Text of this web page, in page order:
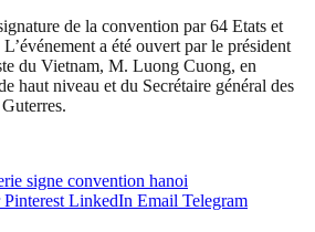
de la convention par 64 Etats et
a été ouvert par le président
du Vietnam, M. Luong Cuong, en
haut niveau et du Secrétaire général des
signe convention hanoi
Pinterest LinkedIn Email Telegram